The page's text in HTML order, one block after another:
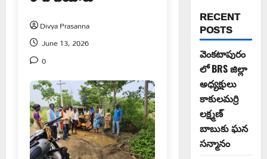
Divya Prasanna
June 13, 2026
0
RECENT
POSTS
వెంకటాపురం
లో BRS జిల్లా
అధ్యక్షులు
కాకులమర్రి
లక్ష్మణ్
బాబుకు ఘన
సన్మానం